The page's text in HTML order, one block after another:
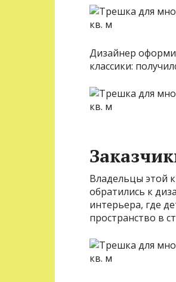
Дизайнер
классики:
Владельцы этой
обратились к
интерьера, где
пространство в